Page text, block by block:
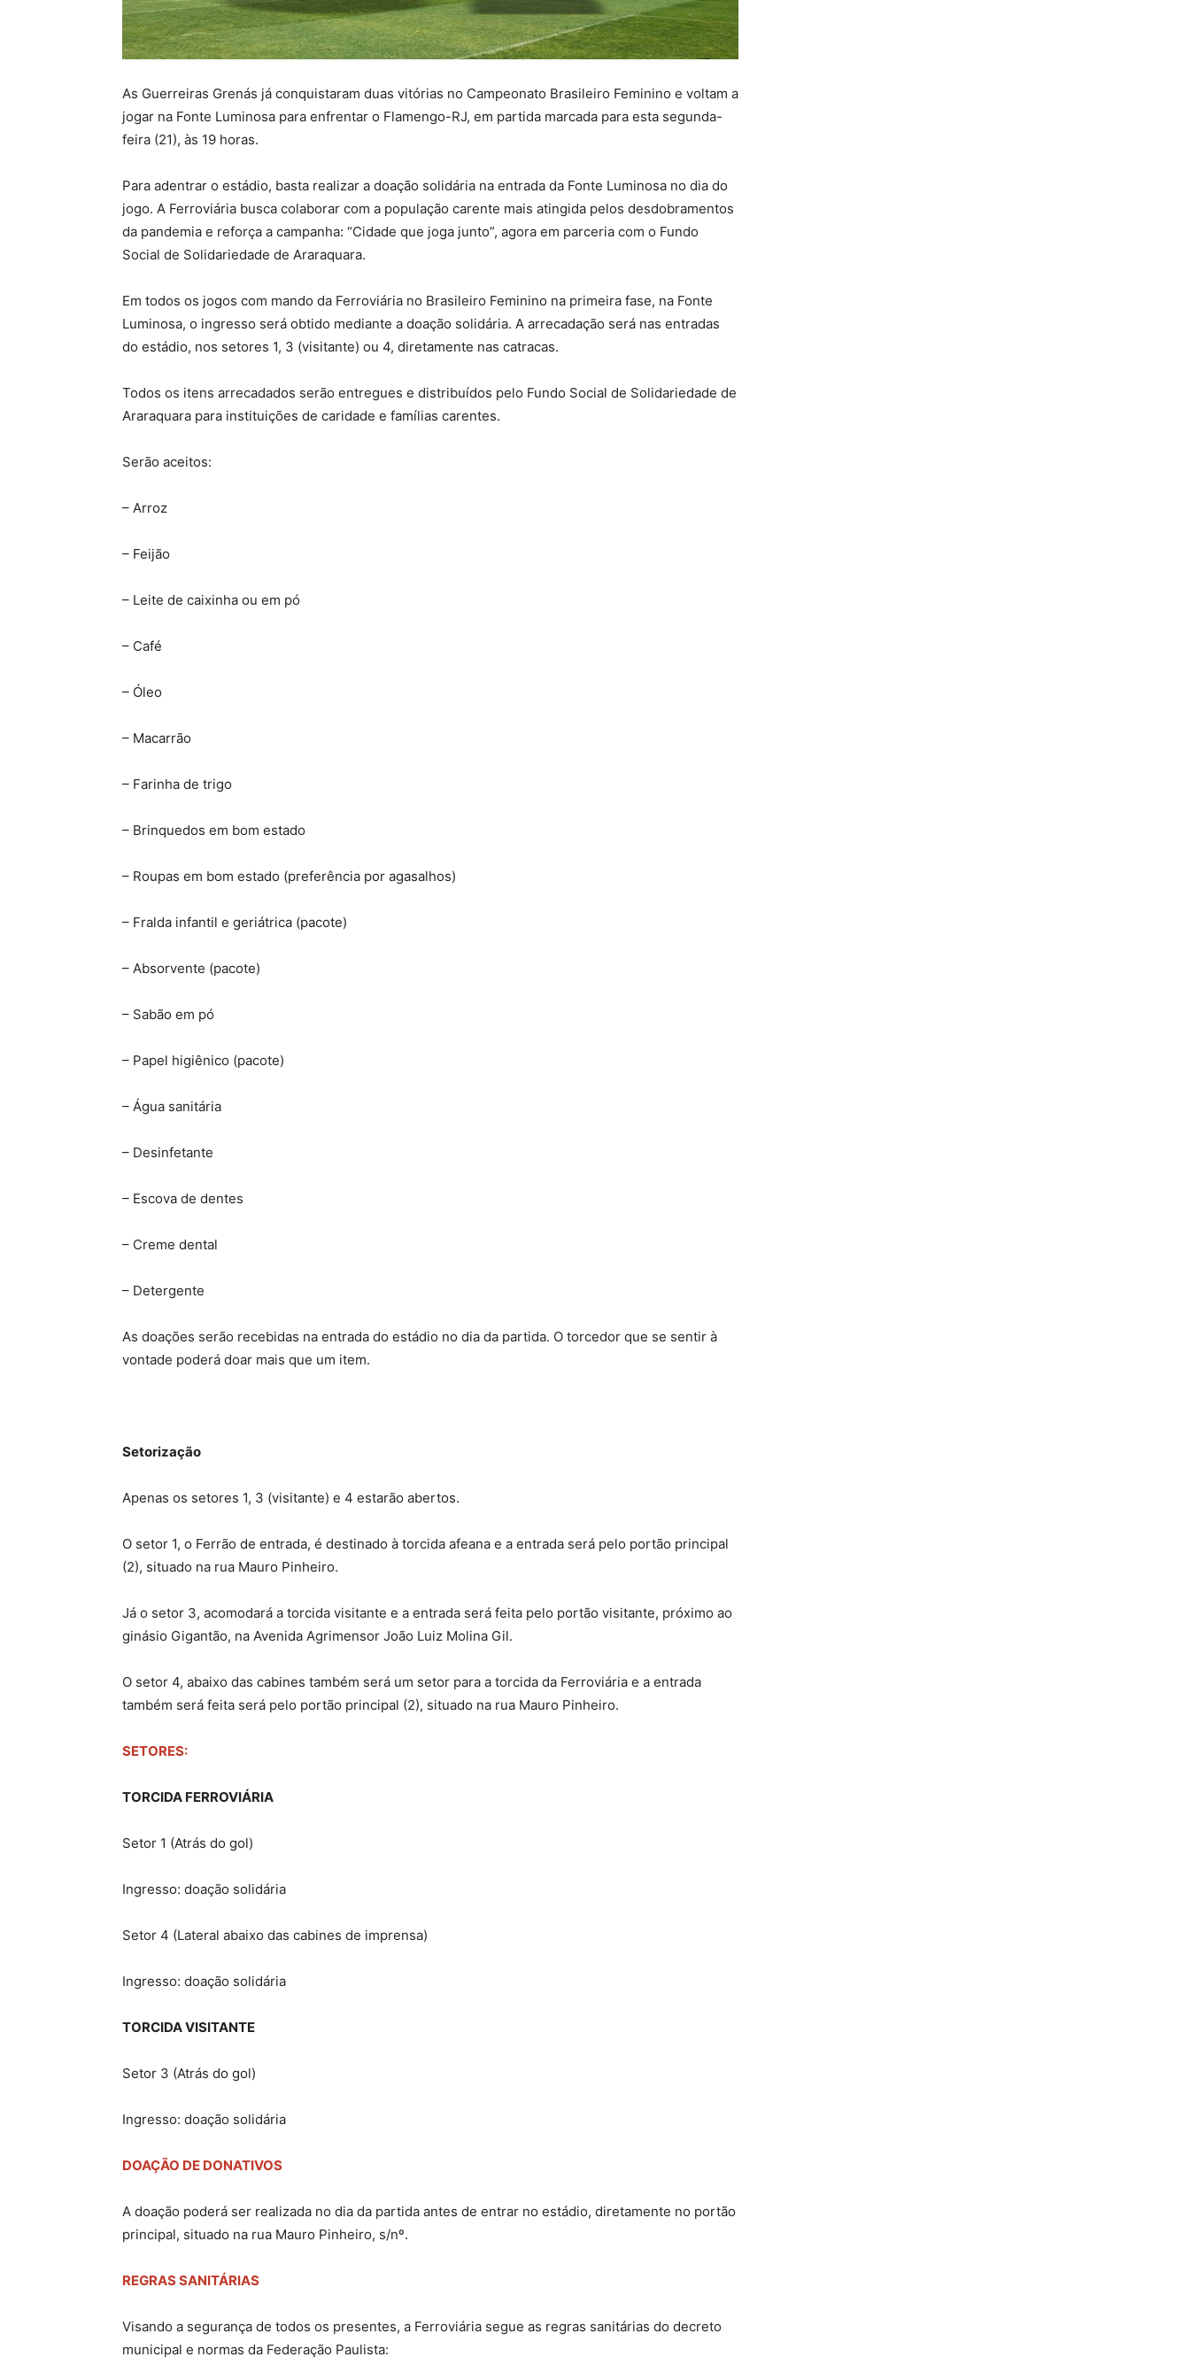
As Guerreiras Grenás já conquistaram duas vitórias no Campeonato Brasileiro Feminino e voltam a
jogar na Fonte Luminosa para enfrentar o Flamengo-RJ, em partida marcada para esta segunda-
feira (21), às 19 horas.
Para adentrar o estádio, basta realizar a doação solidária na entrada da Fonte Luminosa no dia do
jogo. A Ferroviária busca colaborar com a população carente mais atingida pelos desdobramentos
da pandemia e reforça a campanha: “Cidade que joga junto”, agora em parceria com o Fundo
Social de Solidariedade de Araraquara.
Em todos os jogos com mando da Ferroviária no Brasileiro Feminino na primeira fase, na Fonte
Luminosa, o ingresso será obtido mediante a doação solidária. A arrecadação será nas entradas
do estádio, nos setores 1, 3 (visitante) ou 4, diretamente nas catracas.
Todos os itens arrecadados serão entregues e distribuídos pelo Fundo Social de Solidariedade de
Araraquara para instituições de caridade e famílias carentes.
Serão aceitos:
– Arroz
– Feijão
– Leite de caixinha ou em pó
– Café
– Óleo
– Macarrão
– Farinha de trigo
– Brinquedos em bom estado
– Roupas em bom estado (preferência por agasalhos)
– Fralda infantil e geriátrica (pacote)
– Absorvente (pacote)
– Sabão em pó
– Papel higiênico (pacote)
– Água sanitária
– Desinfetante
– Escova de dentes
– Creme dental
– Detergente
As doações serão recebidas na entrada do estádio no dia da partida. O torcedor que se sentir à
vontade poderá doar mais que um item.
Setorização
Apenas os setores 1, 3 (visitante) e 4 estarão abertos.
O setor 1, o Ferrão de entrada, é destinado à torcida afeana e a entrada será pelo portão principal
(2), situado na rua Mauro Pinheiro.
Já o setor 3, acomodará a torcida visitante e a entrada será feita pelo portão visitante, próximo ao
ginásio Gigantão, na Avenida Agrimensor João Luiz Molina Gil.
O setor 4, abaixo das cabines também será um setor para a torcida da Ferroviária e a entrada
também será feita será pelo portão principal (2), situado na rua Mauro Pinheiro.
SETORES:
TORCIDA FERROVIÁRIA
Setor 1 (Atrás do gol)
Ingresso: doação solidária
Setor 4 (Lateral abaixo das cabines de imprensa)
Ingresso: doação solidária
TORCIDA VISITANTE
Setor 3 (Atrás do gol)
Ingresso: doação solidária
DOAÇÃO DE DONATIVOS
A doação poderá ser realizada no dia da partida antes de entrar no estádio, diretamente no portão
principal, situado na rua Mauro Pinheiro, s/nº.
REGRAS SANITÁRIAS
Visando a segurança de todos os presentes, a Ferroviária segue as regras sanitárias do decreto
municipal e normas da Federação Paulista: